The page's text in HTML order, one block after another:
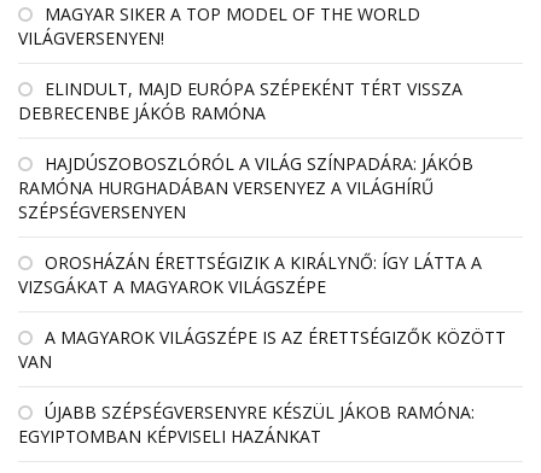
MAGYAR SIKER A TOP MODEL OF THE WORLD
VILÁGVERSENYEN!
ELINDULT, MAJD EURÓPA SZÉPEKÉNT TÉRT VISSZA
DEBRECENBE JÁKÓB RAMÓNA
HAJDÚSZOBOSZLÓRÓL A VILÁG SZÍNPADÁRA: JÁKÓB
RAMÓNA HURGHADÁBAN VERSENYEZ A VILÁGHÍRŰ
SZÉPSÉGVERSENYEN
OROSHÁZÁN ÉRETTSÉGIZIK A KIRÁLYNŐ: ÍGY LÁTTA A
VIZSGÁKAT A MAGYAROK VILÁGSZÉPE
A MAGYAROK VILÁGSZÉPE IS AZ ÉRETTSÉGIZŐK KÖZÖTT
VAN
ÚJABB SZÉPSÉGVERSENYRE KÉSZÜL JÁKOB RAMÓNA:
EGYIPTOMBAN KÉPVISELI HAZÁNKAT